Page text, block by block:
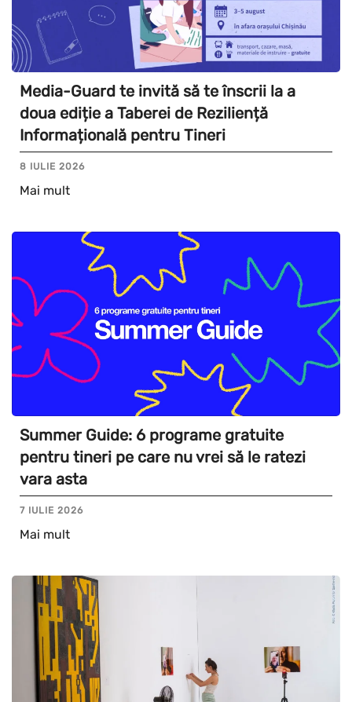
Media-Guard te invită să te înscrii la a
doua ediție a Taberei de Reziliență
Informațională pentru Tineri
8 IULIE 2026
Mai mult
Summer Guide: 6 programe gratuite
pentru tineri pe care nu vrei să le ratezi
vara asta
7 IULIE 2026
Mai mult